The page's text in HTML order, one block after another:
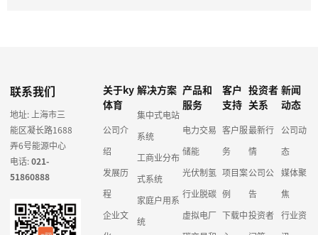
联系我们
地址: 上海市三
能区凝长路1688
弄6号能源中心
电话:021-
51860888
关于ky
体育
公司介
绍
发展历
程
企业文
解决方案
集中式电站
系统
工商业分布
式系统
家庭户用系
统
产品和
服务
电力交易
储能
光伏制氢
行业脱碳
虚拟电厂
客户
支持
客户服
务
项目案
例
下载中
投资者
关系
最新行
情
公司公
告
投资者
新闻
动态
公司动
态
媒体聚
焦
行业资